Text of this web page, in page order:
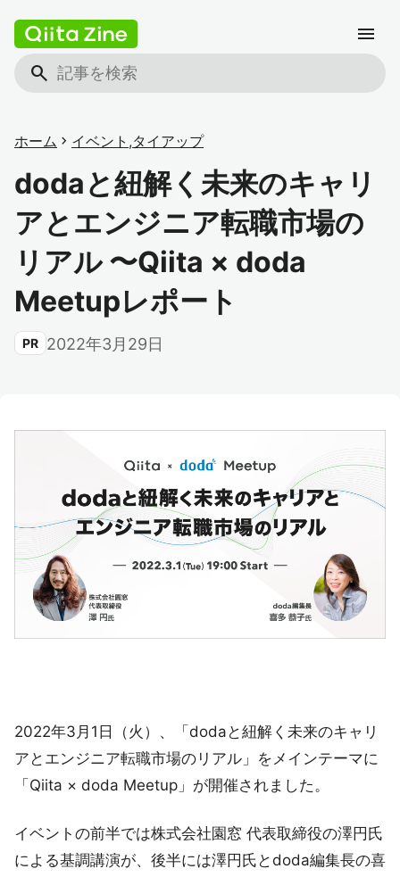
search
menu
ホーム chevron_right イベント ,タイアップ
dodaと紐解く未来のキャリ
アとエンジニア転職市場の
リアル 〜Qiita × doda
Meetupレポート
PR 2022年3月29日
2022年3月1日（火）、「dodaと紐解く未来のキャリ
アとエンジニア転職市場のリアル」をメインテーマに
「Qiita × doda Meetup」が開催されました。
イベントの前半では株式会社園窓 代表取締役の澤円氏
による基調講演が、後半には澤円氏とdoda編集長の喜